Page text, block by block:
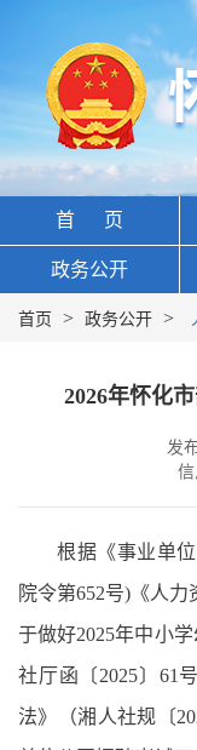
首 页
政务公开
首页 > 政务公开 >
2026年怀化
发
根据《事业单
院令第652号)《人
于做好2025年中小
社厅函〔2025〕61
法》（湘人社规〔